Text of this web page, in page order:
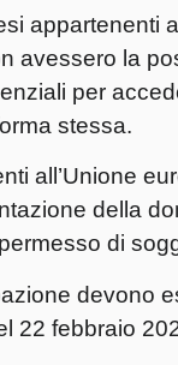
appartenenti
avessero la
per
stessa.
all’Unione
della
di
devono
22 febbraio